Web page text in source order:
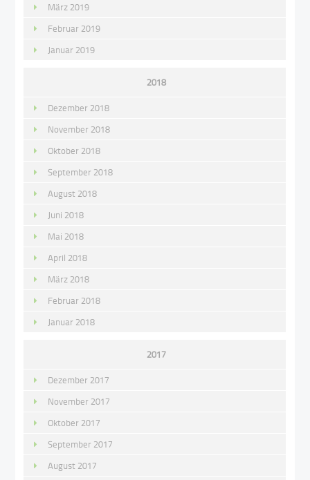
März 2019
Februar 2019
Januar 2019
2018
Dezember 2018
November 2018
Oktober 2018
September 2018
August 2018
Juni 2018
Mai 2018
April 2018
März 2018
Februar 2018
Januar 2018
2017
Dezember 2017
November 2017
Oktober 2017
September 2017
August 2017